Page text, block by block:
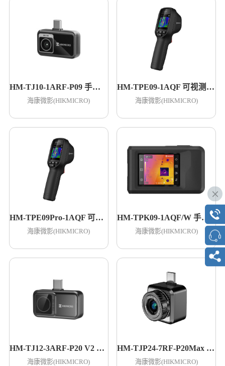
HM-TJ10-1ARF-P09 手机测温热像仪
海康微影(HIKMICRO)
HM-TPE09-1AQF 可视测温仪
海康微影(HIKMICRO)
HM-TPE09Pro-1AQF 可视测温仪
海康微影(HIKMICRO)
HM-TPK09-1AQF/W 手持测温热像仪
海康微影(HIKMICRO)
HM-TJ12-3ARF-P20 V2 手机测温热像仪
海康微影(HIKMICRO)
HM-TJP24-7RF-P20Max 手机测温热像仪
海康微影(HIKMICRO)